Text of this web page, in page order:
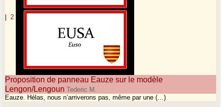
| 2
Proposition de panneau Eauze sur le modèle
Lengon/Lengoun Tederic M.
Eauze. Hélas, nous n’arriverons pas, même par une (…)